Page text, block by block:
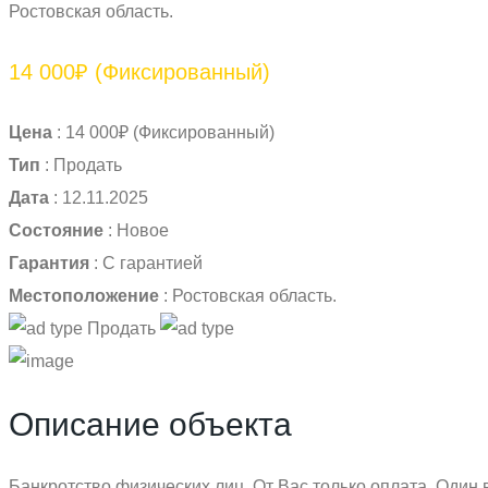
Ростовская область.
14 000₽ (Фиксированный)
Цена : 14 000₽ (Фиксированный)
Тип : Продать
Дата : 12.11.2025
Состояние : Новое
Гарантия : С гарантией
Местоположение : Ростовская область.
Продать
Описание объекта